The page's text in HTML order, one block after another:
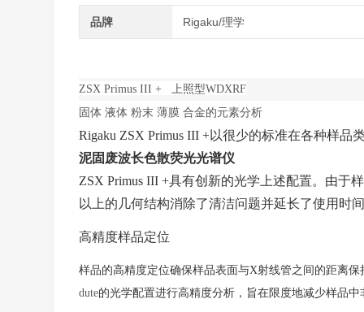
品牌 Rigaku/理学
ZSX Primus III + 上照型WDXRF
固体 液体 粉末 薄膜 合金的元素分析
Rigaku ZSX Primus III +以很少的标准在各种样
泥固废波长色散荧光光谱仪
ZSX Primus III +具有创新的光学上述配置。由于
以上的几何结构消除了清洁问题并延长了使用时
高精度样品定位
样品的高精度定位确保样品表面与X射线管之间的距离
dute的光学配置进行高精度分析，旨在限度地减少样品